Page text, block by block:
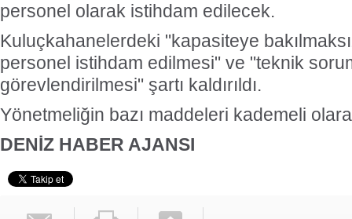
personel olarak istihdam edilecek.
Kuluçkahanelerdeki "kapasiteye
personel istihdam edilmesi" ve "teknik
görevlendirilmesi" şartı kaldırıldı.
Yönetmeliğin bazı maddeleri kademeli
DENİZ HABER AJANSI